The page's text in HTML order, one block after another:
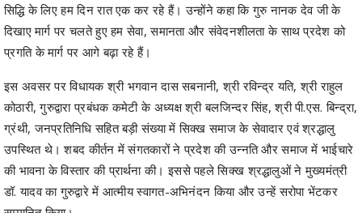
सिद्धि के लिए हम दिन रात एक कर रहे हैं। उन्होंने कहा कि गुरु नानक देव जी के
दिखाए मार्ग पर चलते हुए हम सेवा, समानता और संवेदनशीलता के साथ प्रदेश को
प्रगति के मार्ग पर आगे बढ़ा रहे हैं।
इस अवसर पर विधायक श्री भगवान दास सबनानी, श्री रविन्द्र यति, श्री राहुल
कोठारी, गुरुद्वारा प्रबंधक कमेटी के अध्यक्ष श्री बलजिन्दर सिंह, श्री पी.एस. बिन्द्रा,
ग्रंथी, जनप्रतिनिधि सहित बड़ी संख्या में सिक्ख समाज के सेवादार एवं श्रद्धालु
उपस्थित थे। शबद कीर्तन में संगतकारों ने प्रदेश की उन्नति और समाज में भाईचारे
की भावना के विस्तार की प्रार्थना की। इससे पहले सिक्ख श्रद्धालुओं ने मुख्यमंत्री
डॉ. यादव का गुरुद्वारे में आत्मीय स्वागत-अभिनंदन किया और उन्हें सरोपा भेंटकर